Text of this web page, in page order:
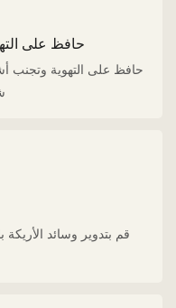
حافظ على
حافظ على التهوية وتجنب
قم بتدوير وسائد الأريكة